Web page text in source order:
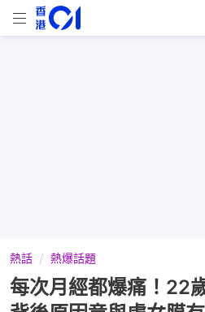
熱話 熱爆話題
每次月經都爆痛！22